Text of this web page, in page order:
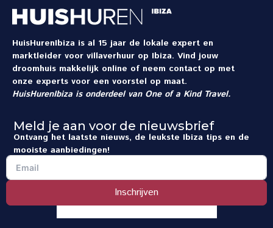
HuisHurenIbiza is al 15 jaar de lokale expert en
marktleider voor villaverhuur op Ibiza. Vind jouw
droomhuis makkelijk online of neem contact op met
onze experts voor een voorstel op maat.
HuisHurenIbiza is onderdeel van One of a Kind Travel.
Meld je aan voor de nieuwsbrief
Ontvang het laatste nieuws, de leukste Ibiza tips en de
mooiste aanbiedingen!
Inschrijven